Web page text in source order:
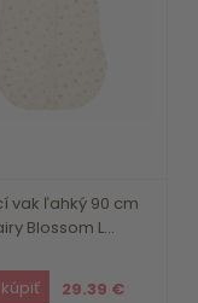
vak ľahký 90 cm
Blossom L...
29.39 €